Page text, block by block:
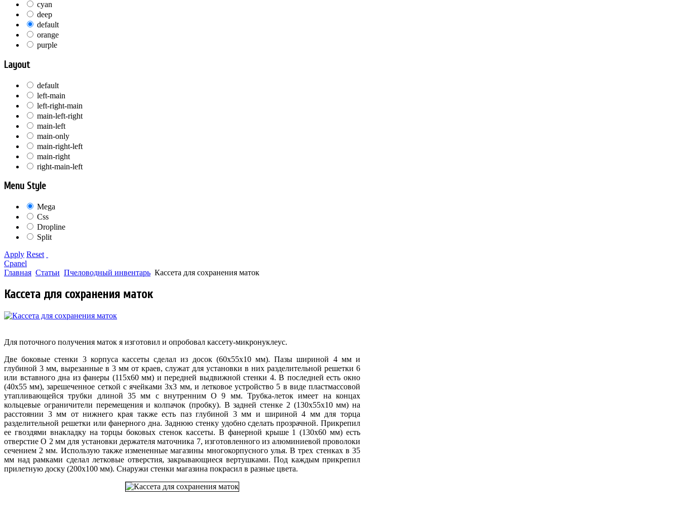
cyan
deep
default
orange
purple
Layout
default
left-main
left-right-main
main-left-right
main-left
main-only
main-right-left
main-right
right-main-left
Menu Style
Mega
Css
Dropline
Split
Apply Reset
Cpanel
Главная Статьи Пчеловодный инвентарь Кассета для сохранения маток
Кассета для сохранения маток
Для поточного получения маток я изготовил и опробовал кассету-микронуклеус.
Две боковые стенки 3 корпуса кассеты сделал из досок (60х55х10 мм). Пазы шириной 4 мм и
глубиной 3 мм, вырезанные в 3 мм от краев, служат для установки в них разделительной решетки 6
или вставного дна из фанеры (115х60 мм) и передней выдвижной стенки 4. В последней есть окно
(40х55 мм), зарешеченное сеткой с ячейками 3х3 мм, и летковое устройство 5 в виде пластмассовой
утапливающейся трубки длиной 35 мм с внутренним O 9 мм. Трубка-леток имеет на концах
кольцевые ограничители перемещения и колпачок (пробку). В задней стенке 2 (130х55х10 мм) на
расстоянии 3 мм от нижнего края также есть паз глубиной 3 мм и шириной 4 мм для торца
разделительной решетки или фанерного дна. Заднюю стенку удобно сделать прозрачной. Прикрепил
ее гвоздями внакладку на торцы боковых стенок кассеты. В фанерной крыше 1 (130х60 мм) есть
отверстие O 2 мм для установки держателя маточника 7, изготовленного из алюминиевой проволоки
сечением 2 мм. Использую также измененные магазины многокорпусного улья. В трех стенках в 35
мм над рамками сделал летковые отверстия, закрывающиеся вертушками. Под каждым прикрепил
прилетную доску (200х100 мм). Снаружи стенки магазина покрасил в разные цвета.